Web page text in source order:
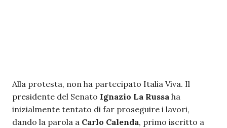
Alla protesta, non ha partecipato Italia Viva. Il
presidente del Senato Ignazio La Russa ha
inizialmente tentato di far proseguire i lavori,
dando la parola a Carlo Calenda, primo iscritto a